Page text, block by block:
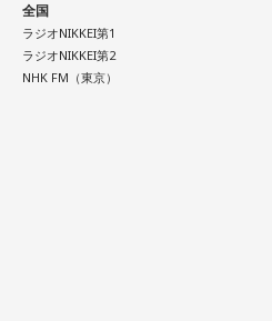
全国
ラジオNIKKEI第1
ラジオNIKKEI第2
NHK FM（東京）